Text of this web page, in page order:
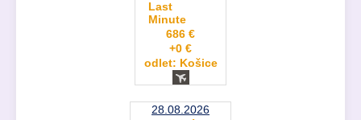
Last
Minute
686 €
+0 €
odlet: Košice
28.08.2026